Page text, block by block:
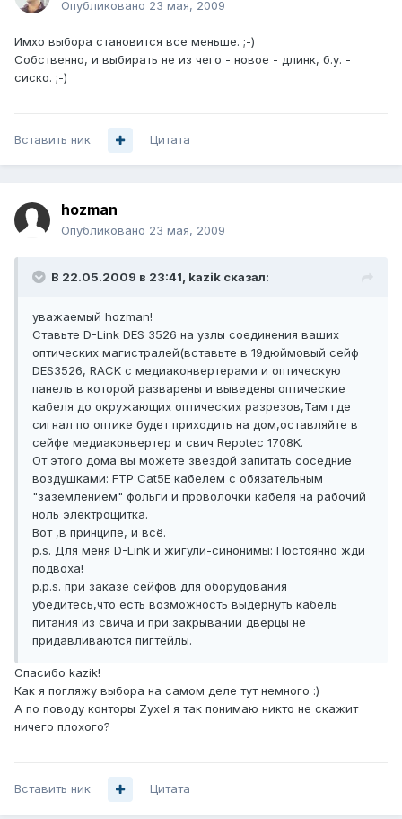
Опубликовано 23 мая, 2009
Имхо выбора становится все меньше. ;-)
Собственно, и выбирать не из чего - новое - длинк, б.у. -
сиско. ;-)
Вставить ник Цитата
hozman
Опубликовано 23 мая, 2009
В 22.05.2009 в 23:41, kazik сказал:
уважаемый hozman!
Ставьте D-Link DES 3526 на узлы соединения ваших
оптических магистралей(вставьте в 19дюймовый сейф
DES3526, RACK с медиаконвертерами и оптическую
панель в которой разварены и выведены оптические
кабеля до окружающих оптических разрезов,Там где
сигнал по оптике будет приходить на дом,оставляйте в
сейфе медиаконвертер и свич Repotec 1708K.
От этого дома вы можете звездой запитать соседние
воздушками: FTP Cat5E кабелем с обязательным
"заземлением" фольги и проволочки кабеля на рабочий
ноль электрощитка.
Вот ,в принципе, и всё.
p.s. Для меня D-Link и жигули-синонимы: Постоянно жди
подвоха!
p.p.s. при заказе сейфов для оборудования
убедитесь,что есть возможность выдернуть кабель
питания из свича и при закрывании дверцы не
придавливаются пигтейлы.
Спасибо kazik!
Как я погляжу выбора на самом деле тут немного :)
А по поводу конторы Zyxel я так понимаю никто не скажит
ничего плохого?
Вставить ник Цитата